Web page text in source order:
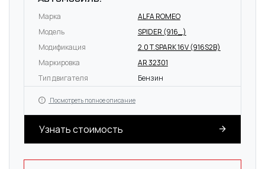
Марка
ALFA ROMEO
Модель
SPIDER (916_)
Модификация
2.0 T.SPARK 16V (916S2B)
Маркировка
AR 32301
Тип двигателя
Бензин
Посмотреть полное описание
Узнать стоимость